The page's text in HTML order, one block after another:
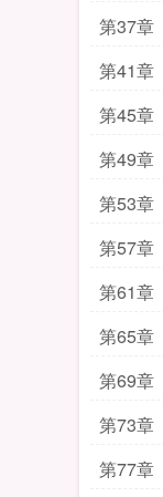
第37章
第41章
第45章
第49章
第53章
第57章
第61章
第65章
第69章
第73章
第77章